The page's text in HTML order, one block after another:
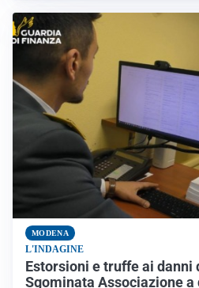
MODENA
L'INDAGINE
Estorsioni e truffe ai danni
Sgominata Associazione